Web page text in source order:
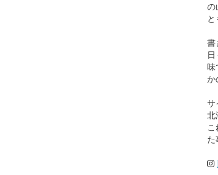
の
と
書
味
か
サ
北
た